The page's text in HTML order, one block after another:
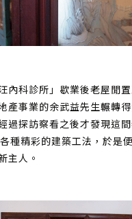
汪內科診所」歇業後老屋閒
產事業的余武益先生輾轉
過探訪察看之後才發現這
種精彩的建築工法，於是
主人。